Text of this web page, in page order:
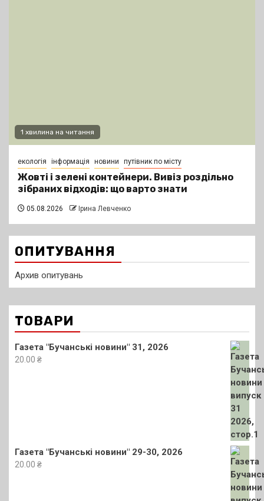
1 хвилина на читання
екологія інформація новини путівник по місту
Жовті і зелені контейнери. Вивіз роздільно
зібраних відходів: що варто знати
05.08.2026 Ірина Левченко
ОПИТУВАННЯ
Архив опитувань
ТОВАРИ
Газета "Бучанські новини" 31, 2026
20.00 ₴
Газета "Бучанські новини" 29-30, 2026
20.00 ₴